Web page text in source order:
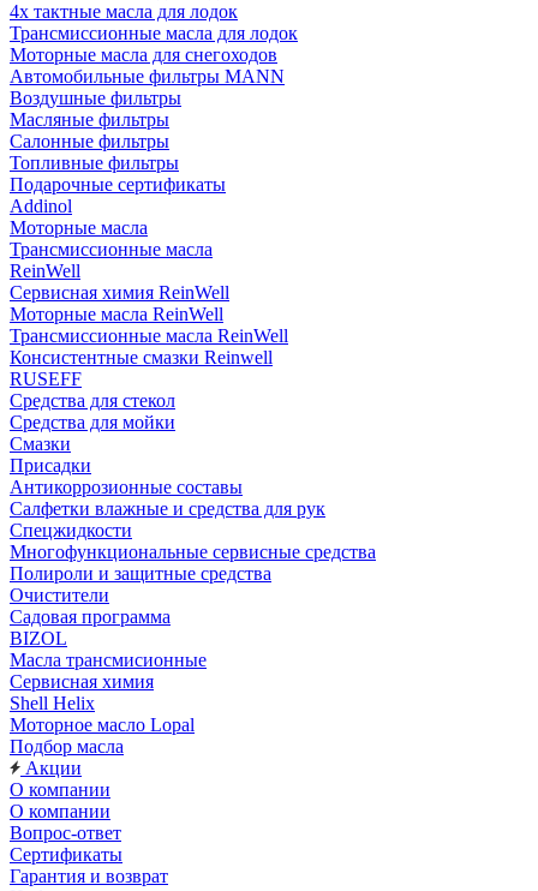
4х тактные масла для лодок
Трансмиссионные масла для лодок
Моторные масла для снегоходов
Автомобильные фильтры MANN
Воздушные фильтры
Масляные фильтры
Салонные фильтры
Топливные фильтры
Подарочные сертификаты
Addinol
Моторные масла
Трансмиссионные масла
ReinWell
Сервисная химия ReinWell
Моторные масла ReinWell
Трансмиссионные масла ReinWell
Консистентные смазки Reinwell
RUSEFF
Средства для стекол
Средства для мойки
Смазки
Присадки
Антикоррозионные составы
Салфетки влажные и средства для рук
Спецжидкости
Многофункциональные сервисные средства
Полироли и защитные средства
Очистители
Садовая программа
BIZOL
Масла трансмисионные
Сервисная химия
Shell Helix
Моторное масло Lopal
Подбор масла
Акции
О компании
О компании
Вопрос-ответ
Сертификаты
Гарантия и возврат